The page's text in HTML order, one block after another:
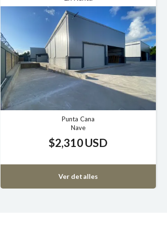
Punta Cana
Apartamento, 1 dormitorio, 1 baño
$1,000 USD
Ver detalles